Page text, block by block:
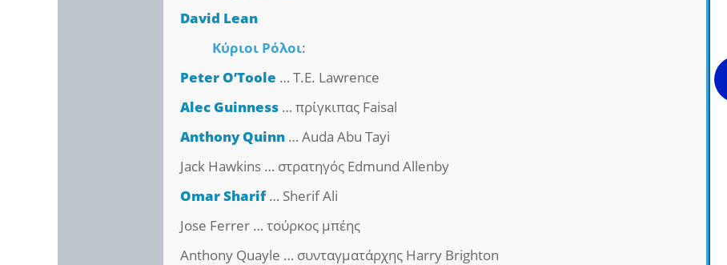
David Lean
Κύριοι Ρόλοι:
Peter O’Toole … T.E. Lawrence
Alec Guinness … πρίγκιπας Faisal
Anthony Quinn … Auda Abu Tayi
Jack Hawkins … στρατηγός Edmund Allenby
Omar Sharif… Sherif Ali
Jose Ferrer … τούρκος μπέης
Anthony Quayle … συνταγματάρχης Harry Brighton